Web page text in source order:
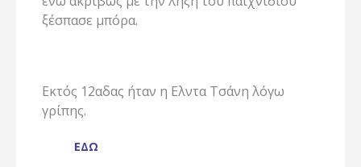
ξέσπασε μπόρα.
Εκτός 12αδας ήταν η Ελντα Τσάνη λόγω
γρίπης.
ΕΔΩ